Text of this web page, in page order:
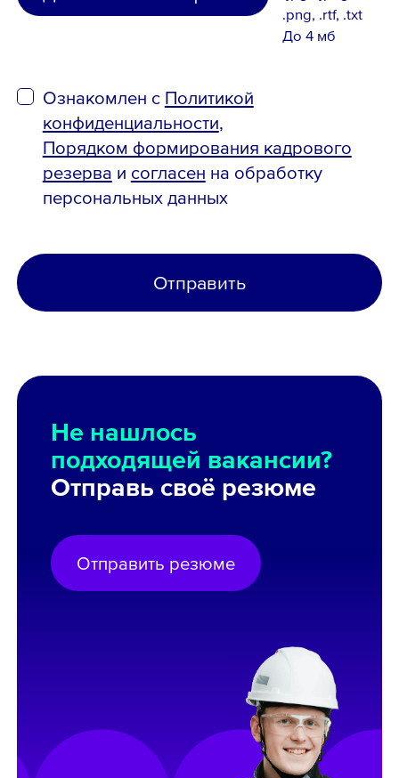
.png, .rtf, .txt
До 4 мб
Ознакомлен с Политикой
конфиденциальности,
Порядком формирования кадрового
резерва и согласен на обработку
персональных данных
Отправить
Не нашлось
подходящей вакансии?
Отправь своё резюме
Отправить резюме